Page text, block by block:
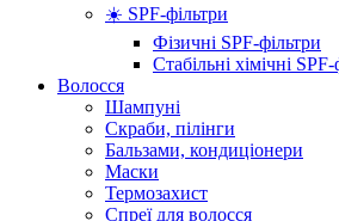
☀️ SPF-фільтри
Фізичні SPF-фільтри
Стабільні хімічні
Волосся
Шампуні
Скраби, пілінги
Бальзами, кондиціонери
Маски
Термозахист
Спреї для волосся